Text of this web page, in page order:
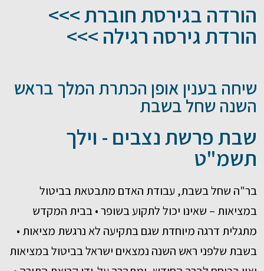
הורדה בגירסת חוברת >>>
הורדת גירסה רגילה >>>
שיחה בענין אופן הכתרת המלך בראש
השנה שחל בשבת
שבת פרשת נצבים - וילך
תשמ"ט
בר"ה שחל בשבת, עבודת האדם מתבטאת בביטול
במציאות – שאינו יכול לתקוע בשופר • בבית המקדש
מתגלית דרגה מיוחדת שגם בתקיעה לא נרגשת מציאות •
בשבת שלפני ראש השנה נמצאים ישראל בביטול במציאות